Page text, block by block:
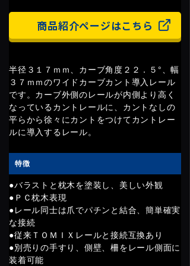
商品紹介ページはこちら
半径３１７ｍｍ、カーブ角度２２．５°、幅
３７ｍｍのワイドカーブカント導入レール
です。カーブ外側のレールが内側より高く
なっているカントレールに、カントなしの
平らから徐々にカントをつけてカントレー
ルに導入するレール。
特徴
●バラストと枕木を塗装し、美しい外観
●ＰＣ枕木表現
●レール同士は爪でパチンと結合、簡単確実
な接続
●従来ＴＯＭＩＸレールと接続互換あり
●別売りの手すり、側壁、柵をレール側面に
装着可能